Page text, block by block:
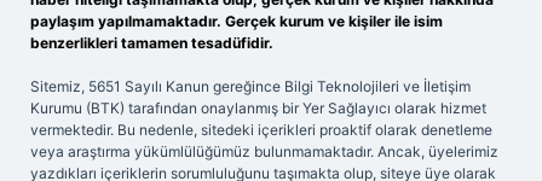
paylaşım yapılmamaktadır. Gerçek kurum ve kişiler ile isim
benzerlikleri tamamen tesadüfidir.
Sitemiz, 5651 Sayılı Kanun gereğince Bilgi Teknolojileri ve İletişim
Kurumu (BTK) tarafından onaylanmış bir Yer Sağlayıcı olarak hizmet
vermektedir. Bu nedenle, sitedeki içerikleri proaktif olarak denetleme
veya araştırma yükümlülüğümüz bulunmamaktadır. Ancak, üyelerimiz
yazdıkları içeriklerin sorumluluğunu taşımakta olup, siteye üye olarak